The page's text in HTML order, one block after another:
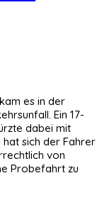
es in der
Ein 17-
dabei mit
sich der Fahrer
von
Probefahrt zu